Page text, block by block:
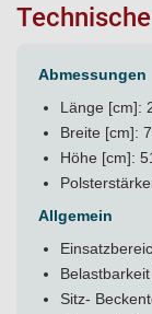
Abmessungen
Länge [cm]:
Breite [cm]:
Höhe [cm]:
Allgemein
Sitz-